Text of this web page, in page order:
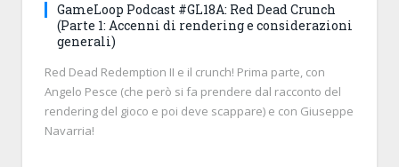
GameLoop Podcast #GL18A: Red Dead Crunch
(Parte 1: Accenni di rendering e considerazioni
generali)
Red Dead Redemption II e il crunch! Prima parte, con
Angelo Pesce (che però si fa prendere dal racconto del
rendering del gioco e poi deve scappare) e con Giuseppe
Navarria!